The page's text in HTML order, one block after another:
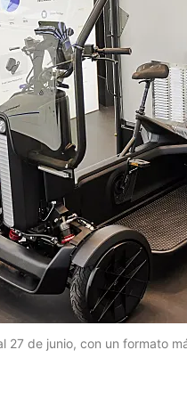
27 de junio, con un formato